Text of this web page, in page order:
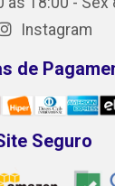
Instagram
de
Seguro